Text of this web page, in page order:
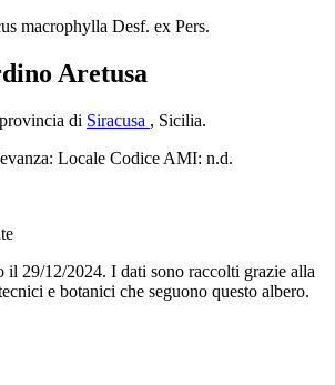
macrophylla Desf. ex Pers.
Aretusa
di Siracusa , Sicilia.
Locale Codice AMI: n.d.
il 29/12/2024. I dati sono raccolti grazie alla
e botanici che seguono questo albero.